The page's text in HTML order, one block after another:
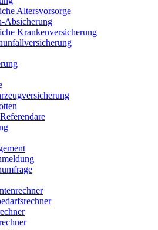
Altersvorsorge
Absicherung
Krankenversicherung